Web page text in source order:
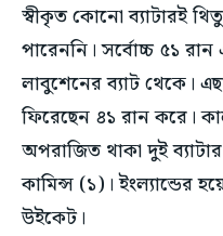
স্বীকৃত কোনো ব্যাটারই
পারেননি। সর্বোচ্চ ৫১ রান
লাবুশেনের ব্যাট থেকে।
ফিরেছেন ৪১ রান করে।
অপরাজিত থাকা দুই
কামিন্স (১)। ইংল্যান্ডের
উইকেট।